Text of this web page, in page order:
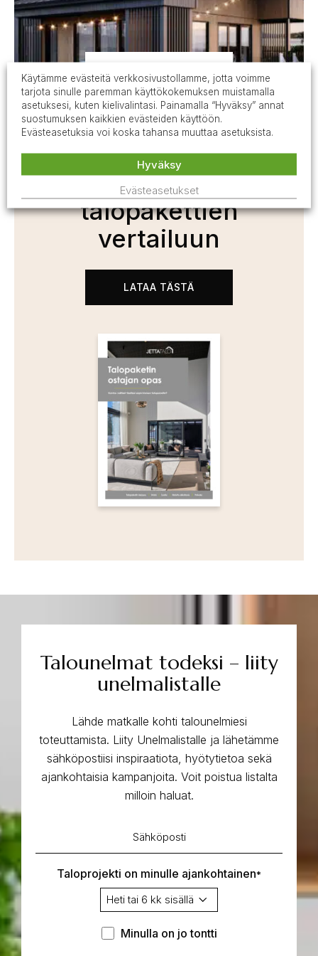
Lataa maksuton
opas avuksi
talopakettien
vertailuun
LATAA TÄSTÄ
Talounelmat todeksi – liity
unelmalistalle
Lähde matkalle kohti talounelmiesi
toteuttamista. Liity Unelmalistalle ja lähetämme
sähköpostiisi inspiraatiota, hyötytietoa sekä
ajankohtaisia kampanjoita. Voit poistua listalta
milloin haluat.
Sähköposti
Taloprojekti on minulle ajankohtainen*
Minulla
Minulla on jo tontti
Käytämme evästeitä verkkosivustollamme, jotta voimme
tarjota sinulle paremman käyttökokemuksen muistamalla
asetuksesi, kuten kielivalintasi. Painamalla “Hyväksy” annat
suostumuksen kaikkien evästeiden käyttöön.
Evästeasetuksia voi koska tahansa muuttaa asetuksista.
Evästeasetukset
Hyväksy